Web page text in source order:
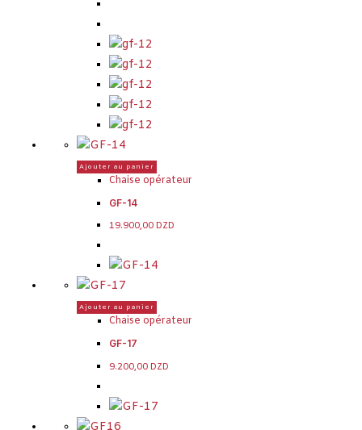
Ajouter au panier
Chaise opérateur
GF-14
19.900,00 DZD
Ajouter au panier
Chaise opérateur
GF-17
9.200,00 DZD